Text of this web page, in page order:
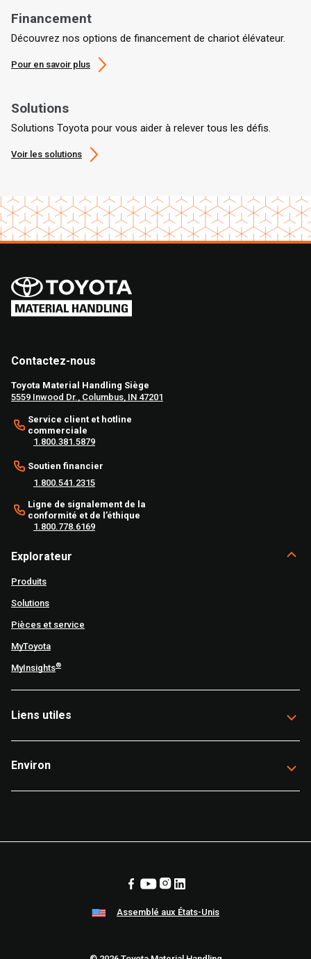
Financement
Découvrez nos options de financement de chariot élévateur.
Pour en savoir plus
Solutions
Solutions Toyota pour vous aider à relever tous les défis.
Voir les solutions
Contactez-nous
Toyota Material Handling Siège
5559 Inwood Dr., Columbus, IN 47201
Service client et hotline
commerciale
1.800.381.5879
Soutien financier
1.800.541.2315
Ligne de signalement de la
conformité et de l’éthique
1.800.778.6169
Explorateur
Produits
Solutions
Pièces et service
MyToyota
MyInsights®
Liens utiles
Environ
Assemblé aux États-Unis